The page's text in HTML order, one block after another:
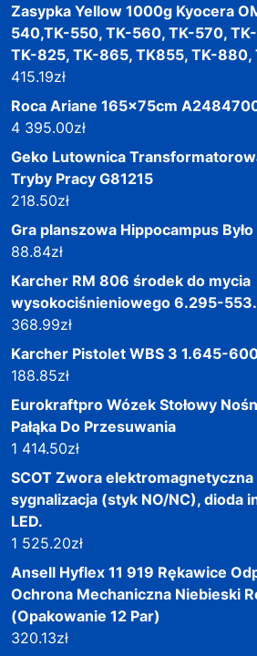
Zasypka Yellow 1000g Kyocera
540,TK-550, TK-560, TK-570,
TK-825, TK-865, TK855, TK-880,
415.19zł
Roca Ariane 165x75cm
4 395.00zł
Geko Lutownica
Tryby Pracy G81215
218.50zł
Gra planszowa Hippocampus
88.84zł
Karcher RM 806 środek do mycia
wysokociśnieniowego 6.295-
368.99zł
Karcher Pistolet WBS 3 1.645-
188.85zł
Eurokraftpro Wózek Stołowy
Pałąka Do Przesuwania
1 414.50zł
SCOT Zwora
sygnalizacja (styk NO/NC), dioda
LED.
1 525.20zł
Ansell Hyflex 11 919 Rękawice
Ochrona Mechaniczna Niebieski
(Opakowanie 12 Par)
320.13zł